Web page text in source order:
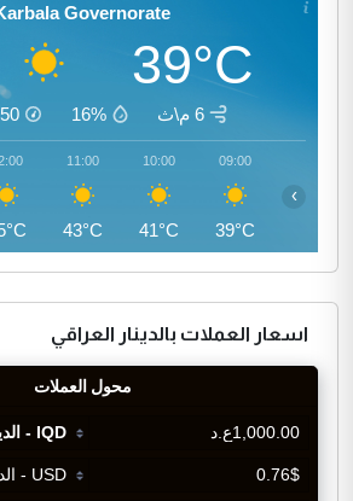
Governorate
39°C
6 م\ث 16%
09:00
39°C
10:00
41°C
11:00
43°C
›
اسعار العملات بالدينار العراقي